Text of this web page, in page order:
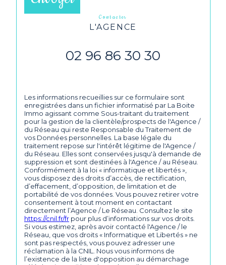
contacter
L'AGENCE
02 96 86 30 30
Les informations recueillies sur ce formulaire sont
enregistrées dans un fichier informatisé par La Boite
Immo agissant comme Sous-traitant du traitement
pour la gestion de la clientèle/prospects de l'Agence /
du Réseau qui reste Responsable du Traitement de
vos Données personnelles. La base légale du
traitement repose sur l'intérêt légitime de l'Agence /
du Réseau. Elles sont conservées jusqu'à demande de
suppression et sont destinées à l'Agence / au Réseau.
Conformément à la loi « informatique et libertés »,
vous disposez des droits d’accès, de rectification,
d’effacement, d’opposition, de limitation et de
portabilité de vos données. Vous pouvez retirer votre
consentement à tout moment en contactant
directement l’Agence / Le Réseau. Consultez le site
https://cnil.fr/fr pour plus d’informations sur vos droits.
Si vous estimez, après avoir contacté l'Agence / le
Réseau, que vos droits « Informatique et Libertés » ne
sont pas respectés, vous pouvez adresser une
réclamation à la CNIL. Nous vous informons de
l’existence de la liste d'opposition au démarchage